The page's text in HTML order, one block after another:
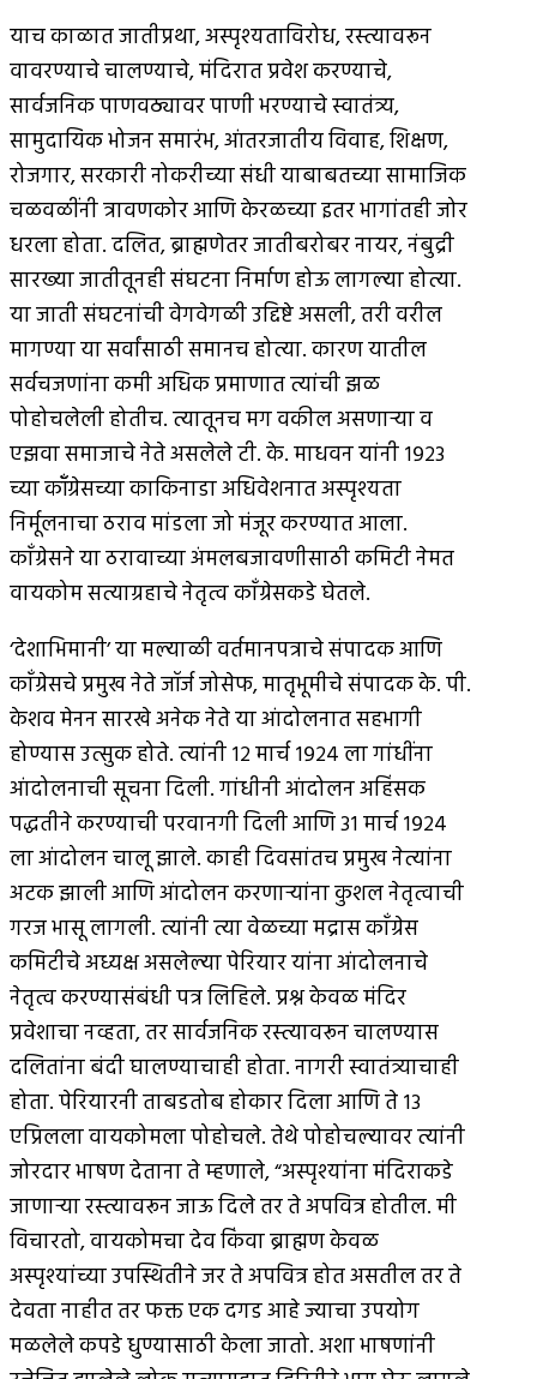
याच काळात जातीप्रथा, अस्पृश्यताविरोध, रस्त्यावरून
वावरण्याचे चालण्याचे, मंदिरात प्रवेश करण्याचे,
सार्वजनिक पाणवठ्यावर पाणी भरण्याचे स्वातंत्र्य,
सामुदायिक भोजन समारंभ, आंतरजातीय विवाह, शिक्षण,
रोजगार, सरकारी नोकरीच्या संधी याबाबतच्या सामाजिक
चळवळींनी त्रावणकोर आणि केरळच्या इतर भागांतही जोर
धरला होता. दलित, ब्राह्मणेतर जातीबरोबर नायर, नंबुद्री
सारख्या जातीतूनही संघटना निर्माण होऊ लागल्या होत्या.
या जाती संघटनांची वेगवेगळी उद्दिष्टे असली, तरी वरील
मागण्या या सर्वांसाठी समानच होत्या. कारण यातील
सर्वचजणांना कमी अधिक प्रमाणात त्यांची झळ
पोहोचलेली होतीच. त्यातूनच मग वकील असणार्‍या व
एझवा समाजाचे नेते असलेले टी. के. माधवन यांनी १९२३
च्या कॉँग्रेसच्या काकिनाडा अधिवेशनात अस्पृश्यता
निर्मूलनाचा ठराव मांडला जो मंजूर करण्यात आला.
काँग्रेसने या ठरावाच्या अंमलबजावणीसाठी कमिटी नेमत
वायकोम सत्याग्रहाचे नेतृत्व काँग्रेसकडे घेतले.
‘देशाभिमानी’ या मल्याळी वर्तमानपत्राचे संपादक आणि
काँग्रेसचे प्रमुख नेते जॉर्ज जोसेफ, मातृभूमीचे संपादक के. पी.
केशव मेनन सारखे अनेक नेते या आंदोलनात सहभागी
होण्यास उत्सुक होते. त्यांनी १२ मार्च १९२४ ला गांधींना
आंदोलनाची सूचना दिली. गांधीनी आंदोलन अहिंसक
पद्धतीने करण्याची परवानगी दिली आणि ३१ मार्च १९२४
ला आंदोलन चालू झाले. काही दिवसांतच प्रमुख नेत्यांना
अटक झाली आणि आंदोलन करणार्‍यांना कुशल नेतृत्वाची
गरज भासू लागली. त्यांनी त्या वेळच्या मद्रास काँग्रेस
कमिटीचे अध्यक्ष असलेल्या पेरियार यांना आंदोलनाचे
नेतृत्व करण्यासंबंधी पत्र लिहिले. प्रश्न केवळ मंदिर
प्रवेशाचा नव्हता, तर सार्वजनिक रस्त्यावरून चालण्यास
दलितांना बंदी घालण्याचाही होता. नागरी स्वातंत्र्याचाही
होता. पेरियारनी ताबडतोब होकार दिला आणि ते १३
एप्रिलला वायकोमला पोहोचले. तेथे पोहोचल्यावर त्यांनी
जोरदार भाषण देताना ते म्हणाले, “अस्पृश्यांना मंदिराकडे
जाणार्‍या रस्त्यावरून जाऊ दिले तर ते अपवित्र होतील. मी
विचारतो, वायकोमचा देव किंवा ब्राह्मण केवळ
अस्पृश्यांच्या उपस्थितीने जर ते अपवित्र होत असतील तर ते
देवता नाहीत तर फक्त एक दगड आहे ज्याचा उपयोग
मळलेले कपडे धुण्यासाठी केला जातो. अशा भाषणांनी